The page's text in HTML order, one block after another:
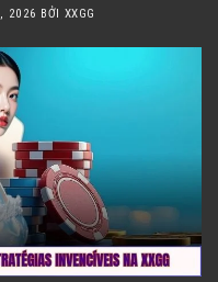
2026 BỞI XXGG